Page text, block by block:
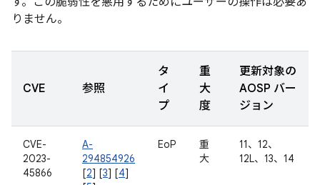
りません。
CVE 参照
タ
イ
プ
重
大
度
更新対象の
AOSP バー
ジョン
CVE-
2023-
45866
A-
294854926
[2] [3] [4]
EoP
重
大
11、12、
12L、13、14